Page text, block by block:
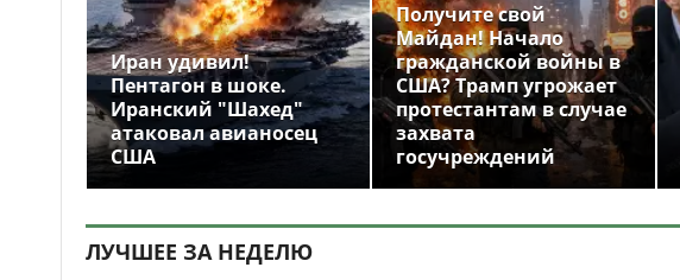
Иран удивил!
Пентагон в шоке.
Иранский "Шахед"
атаковал авианосец
США
Получите свой
Майдан! Начало
гражданской войны в
США? Трамп угрожает
протестантам в случае
захвата
госучреждений
ЛУЧШЕЕ ЗА НЕДЕЛЮ